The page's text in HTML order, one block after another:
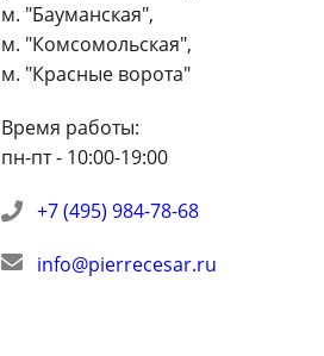
м. "Бауманская",
м. "Комсомольская",
м. "Красные ворота"
Время работы:
пн-пт - 10:00-19:00
+7 (495) 984-78-68
info@pierrecesar.ru